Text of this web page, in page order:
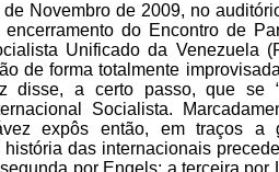
Novembro de 2009, no
do Encontro de
Unificado da Venezuela
de forma totalmente
disse, a certo passo, que se
Socialista.
expôs então, em traços a
das internacionais
por Engels; a terceira por